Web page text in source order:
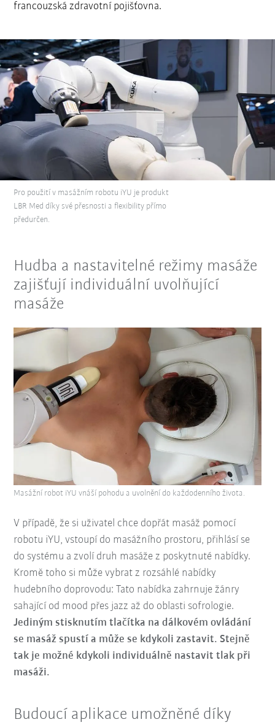
francouzská zdravotní pojišťovna.
Pro použití v masážním robotu iYU je produkt
LBR Med díky své přesnosti a flexibility přímo
předurčen.
Hudba a nastavitelné režimy masáže
zajišťují individuální uvolňující
masáže
V případě, že si uživatel chce dopřát masáž pomocí
robotu iYU, vstoupí do masážního prostoru, přihlásí se
do systému a zvolí druh masáže z poskytnuté nabídky.
Kromě toho si může vybrat z rozsáhlé nabídky
hudebního doprovodu: Tato nabídka zahrnuje žánry
sahající od mood přes jazz až do oblasti sofrologie.
Jediným stisknutím tlačítka na dálkovém ovládání
se masáž spustí a může se kdykoli zastavit. Stejně
tak je možné kdykoli individuálně nastavit tlak při
masáži.
Masážní robot iYU vnáší pohodu a uvolnění do každodenního života.
Budoucí aplikace umožněné díky